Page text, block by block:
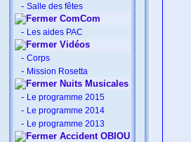
- Salle des fêtes
ComCom
- Les aides PAC
Vidéos
- Corps
- Mission Rosetta
Nuits Musicales
- Le programme 2015
- Le programme 2014
- Le programme 2013
Accident OBIOU